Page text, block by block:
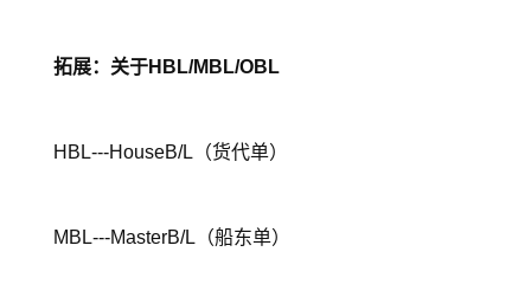
拓展：关于HBL/MBL/OBL
HBL---HouseB/L（货代单）
MBL---MasterB/L（船东单）